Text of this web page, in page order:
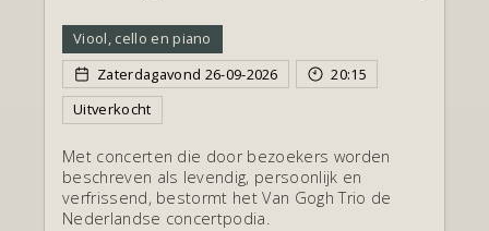
Viool, cello en piano
Zaterdagavond 26-09-2026
20:15
Uitverkocht
Met concerten die door bezoekers worden
beschreven als levendig, persoonlijk en
verfrissend, bestormt het Van Gogh Trio de
Nederlandse concertpodia.